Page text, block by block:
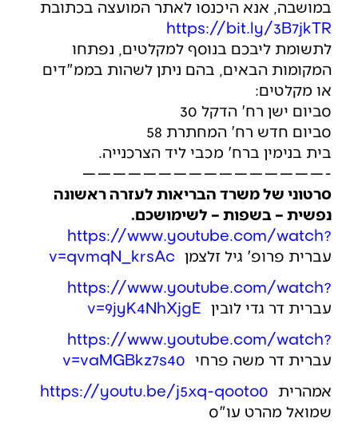
במושבה, אנא היכנסו לאתר המועצה בכתובת
https://bit.ly/3B7jkTR
לתשומת ליבכם בנוסף למקלטים, נפתחו
המקומות הבאים, בהם ניתן לשהות בממ"דים
או מקלטים:
סביום ישן רח' הדקל 30
סביום חדש רח' המחתרת 58
בית בנימין ברח' מכבי ליד הצרכנייה.
————————————————-
סרטוני של משרד הבריאות לעזרה ראשונה
נפשית – בשפות – לשימושכם.
https://www.youtube.com/watch?
v=qvmqN_krsAc עברית פרופ' גיל זלצמן
https://www.youtube.com/watch?
v=9jyK4NhXjgE עברית דר גדי לובין
https://www.youtube.com/watch?
v=vaMGBkz7s40 עברית דר משה פרחי
https://youtu.be/j5xq-qooto0
שמואל מהרט עו"ס